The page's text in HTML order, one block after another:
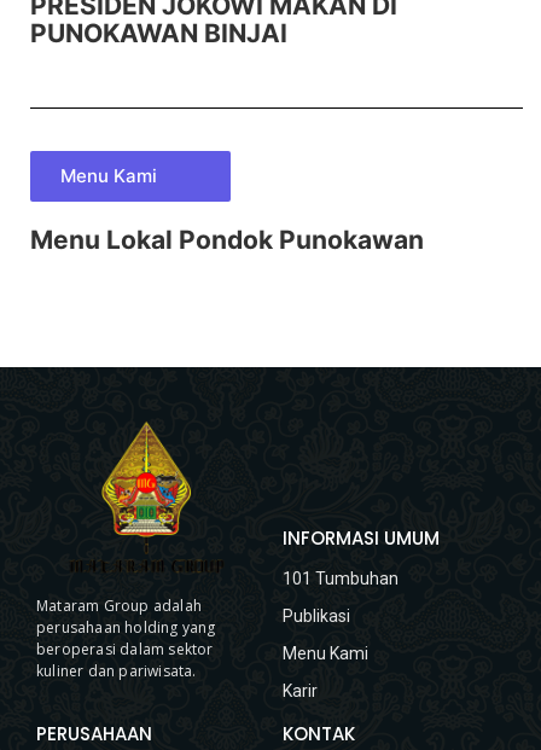
PUNOKAWAN BINJAI
Menu Kami
Menu Lokal Pondok Punokawan
Mataram Group adalah
perusahaan holding yang
beroperasi dalam sektor
kuliner dan pariwisata.
INFORMASI UMUM
101 Tumbuhan
Publikasi
Menu Kami
Karir
PERUSAHAAN KONTAK